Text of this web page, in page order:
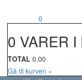
0
0 VARER
TOTAL 0,00
Gå til kurven »